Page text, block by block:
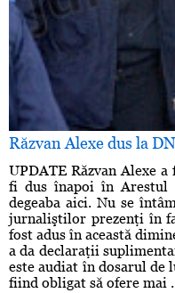
Răzvan Alexe dus la
UPDATE Răzvan Alexe
fi dus înapoi în Arestul
degeaba aici. Nu se
jurnaliştilor prezenţi în
fost adus în această
a da declaraţii
este audiat în dosarul de
fiind obligat să ofere mai